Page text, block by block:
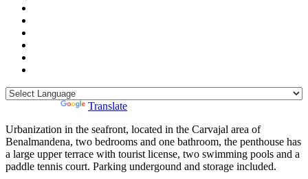
Translate
Urbanization in the seafront, located in the Carvajal area of ​​
Benalmandena, two bedrooms and one bathroom, the penthouse has
a large upper terrace with tourist license, two swimming pools and a
paddle tennis court. Parking undergound and storage included.